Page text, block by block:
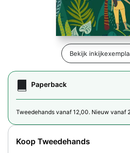
Bekijk
Paperback
Tweedehands vanaf 12,00. Nieuw vanaf
Koop Tweedehands